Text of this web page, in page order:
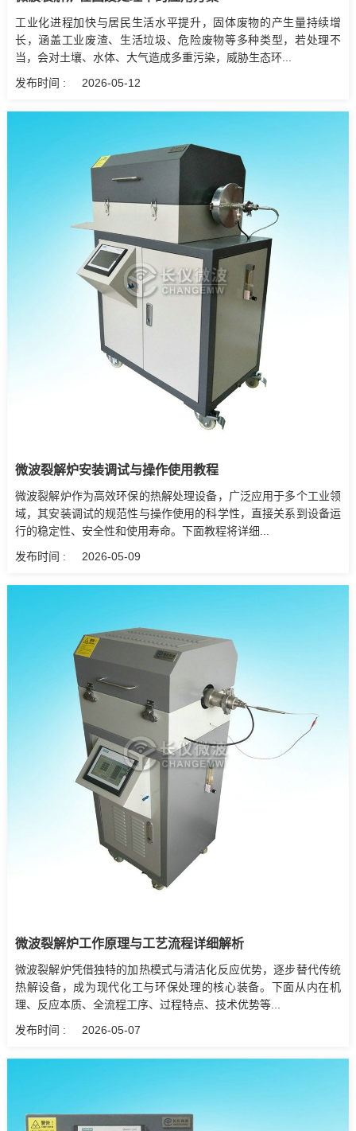
工业化进程加快与居民生活水平提升，固体废物的产生量持续增
长，涵盖工业废渣、生活垃圾、危险废物等多种类型，若处理不
当，会对土壤、水体、大气造成多重污染，威胁生态环...
发布时间 :
2026-05-12
微波裂解炉安装调试与操作使用教程
微波裂解炉作为高效环保的热解处理设备，广泛应用于多个工业领
域，其安装调试的规范性与操作使用的科学性，直接关系到设备运
行的稳定性、安全性和使用寿命。下面教程将详细...
发布时间 :
2026-05-09
微波裂解炉工作原理与工艺流程详细解析
微波裂解炉凭借独特的加热模式与清洁化反应优势，逐步替代传统
热解设备，成为现代化工与环保处理的核心装备。下面从内在机
理、反应本质、全流程工序、过程特点、技术优势等...
发布时间 :
2026-05-07